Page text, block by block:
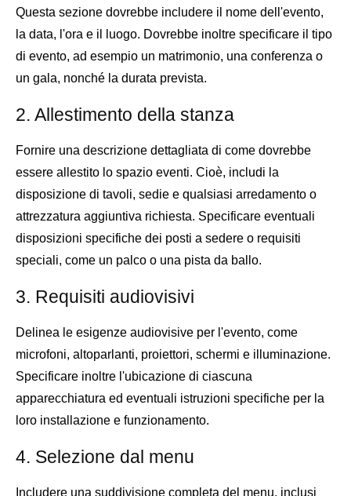
Questa sezione dovrebbe includere il nome dell'evento,
la data, l'ora e il luogo. Dovrebbe inoltre specificare il tipo
di evento, ad esempio un matrimonio, una conferenza o
un gala, nonché la durata prevista.
2. Allestimento della stanza
Fornire una descrizione dettagliata di come dovrebbe
essere allestito lo spazio eventi. Cioè, includi la
disposizione di tavoli, sedie e qualsiasi arredamento o
attrezzatura aggiuntiva richiesta. Specificare eventuali
disposizioni specifiche dei posti a sedere o requisiti
speciali, come un palco o una pista da ballo.
3. Requisiti audiovisivi
Delinea le esigenze audiovisive per l'evento, come
microfoni, altoparlanti, proiettori, schermi e illuminazione.
Specificare inoltre l'ubicazione di ciascuna
apparecchiatura ed eventuali istruzioni specifiche per la
loro installazione e funzionamento.
4. Selezione dal menu
Includere una suddivisione completa del menu, inclusi